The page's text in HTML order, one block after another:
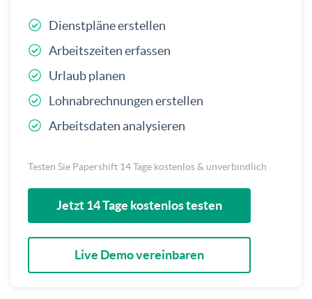
Dienstpläne erstellen
Arbeitszeiten erfassen
Urlaub planen
Lohnabrechnungen erstellen
Arbeitsdaten analysieren
Testen Sie Papershift 14 Tage kostenlos & unverbindlich
Jetzt 14 Tage kostenlos testen
Live Demo vereinbaren